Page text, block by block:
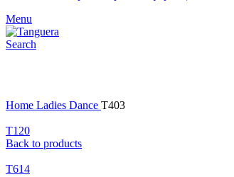
Menu
Search
Home Ladies Dance T403
T120
Back to products
T614